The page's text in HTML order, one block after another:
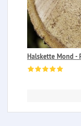
Halskette Mond -